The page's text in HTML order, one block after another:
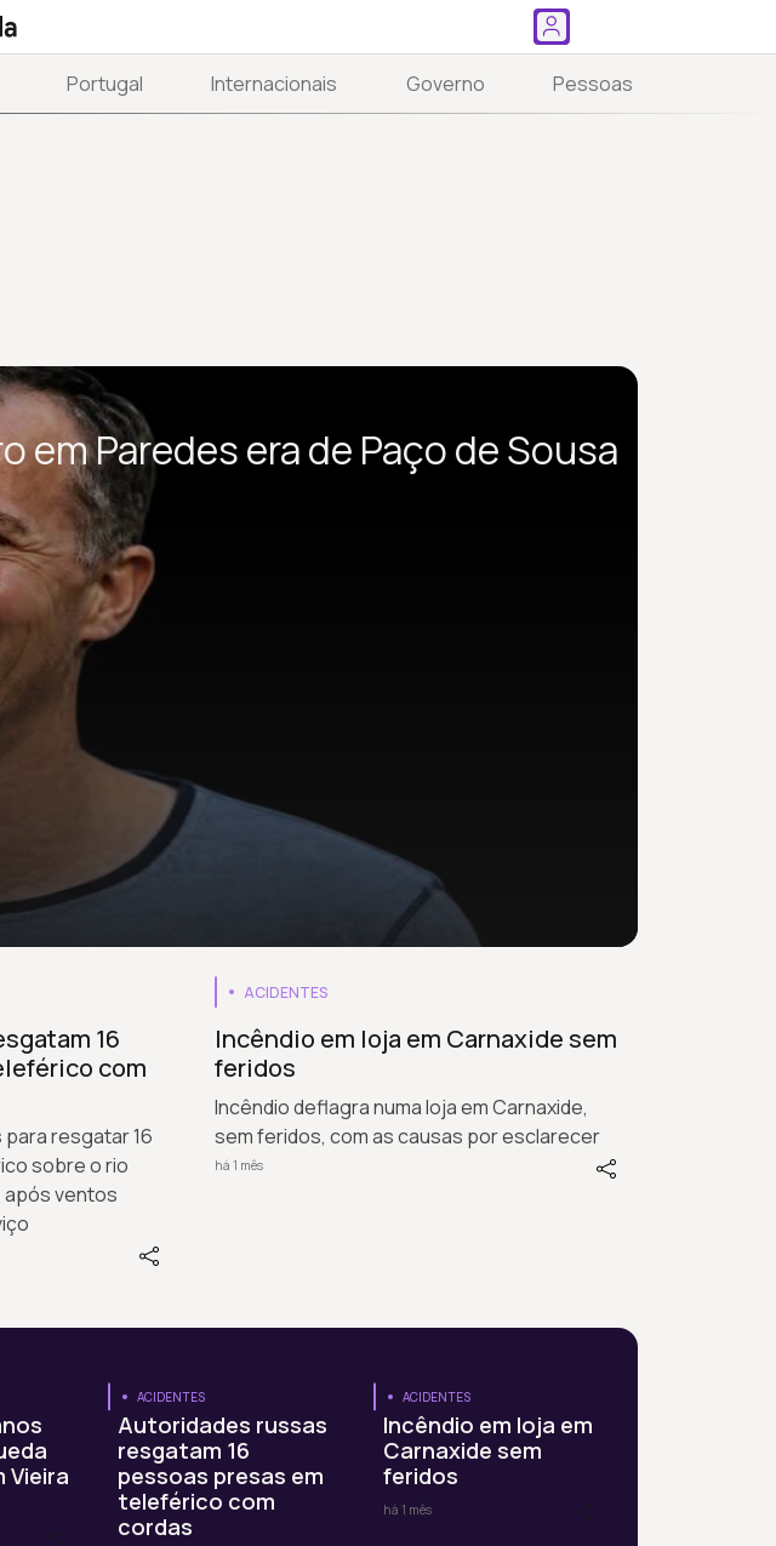
Portugal Internacionais Governo Pessoas
Paredes era de Paço de Sousa
16
com
resgatar 16
sobre o rio
após ventos
ACIDENTES
Incêndio em loja em Carnaxide sem
feridos
Incêndio deflagra numa loja em Carnaxide,
sem feridos, com as causas por esclarecer
há 1 mês
Vieira
ACIDENTES
Autoridades russas
resgatam 16
pessoas presas em
teleférico com
cordas
ACIDENTES
Incêndio em loja em
Carnaxide sem
feridos
há 1 mês